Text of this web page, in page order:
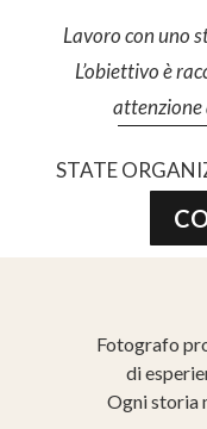
Lavoro con uno
L’obiettivo è
attenzione
STATE
Fotografo
di
Ogni storia